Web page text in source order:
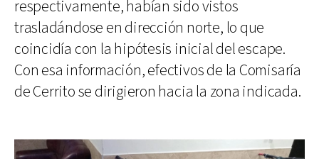
respectivamente, habían sido vistos
trasladándose en dirección norte, lo que
coincidía con la hipótesis inicial del escape.
Con esa información, efectivos de la Comisaría
de Cerrito se dirigieron hacia la zona indicada.